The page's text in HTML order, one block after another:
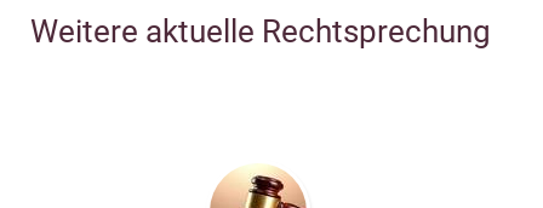
Weitere aktuelle Rechtsprechung